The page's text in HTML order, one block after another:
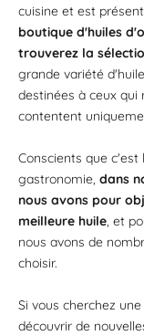
cuisine et est
boutique d'huiles
trouverez la
grande variété
destinées à ceux qui
contentent
Conscients que
gastronomie, dans
nous avons pour
meilleure huile, et
nous avons de
choisir.
Si vous cherchez
découvrir de